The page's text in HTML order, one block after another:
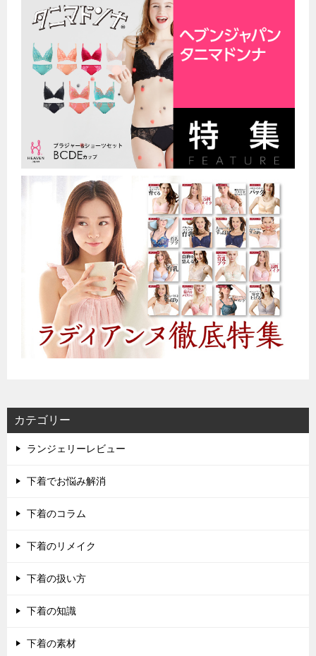
カテゴリー
ランジェリーレビュー
下着でお悩み解消
下着のコラム
下着のリメイク
下着の扱い方
下着の知識
下着の素材